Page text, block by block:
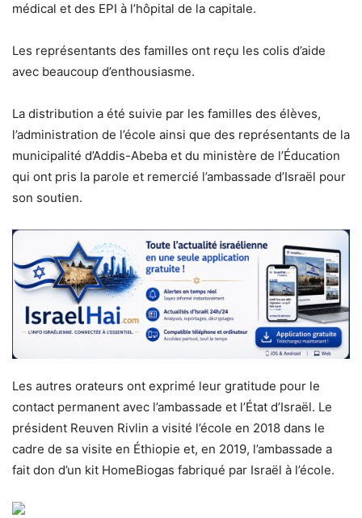
médical et des EPI à l’hôpital de la capitale.
Les représentants des familles ont reçu les colis d’aide
avec beaucoup d’enthousiasme.
La distribution a été suivie par les familles des élèves,
l’administration de l’école ainsi que des représentants de la
municipalité d’Addis-Abeba et du ministère de l’Éducation
qui ont pris la parole et remercié l’ambassade d’Israël pour
son soutien.
Les autres orateurs ont exprimé leur gratitude pour le
contact permanent avec l’ambassade et l’État d’Israël. Le
président Reuven Rivlin a visité l’école en 2018 dans le
cadre de sa visite en Éthiopie et, en 2019, l’ambassade a
fait don d’un kit HomeBiogas fabriqué par Israël à l’école.